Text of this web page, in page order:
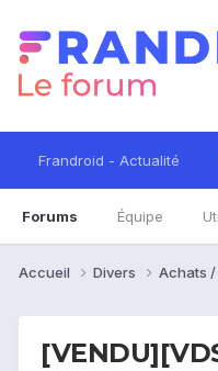
Frandroid - Actualité
Forums Équipe
Accueil Divers Achats /